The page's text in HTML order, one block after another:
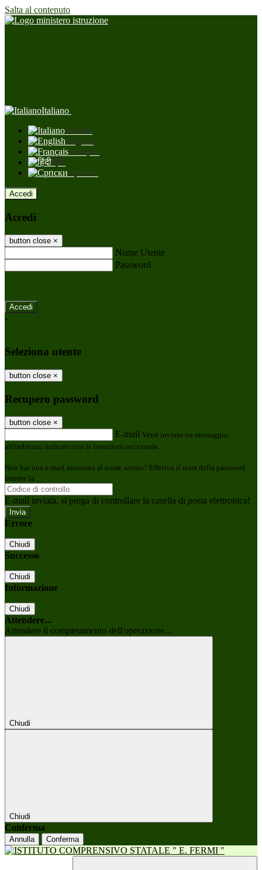
Salta al contenuto
Italiano
Italiano
English
Français
हिंदी
Српски
Accedi
Accedi
button close ×
Nome Utente
Password
-
Seleziona utente
button close ×
Recupero password
button close ×
E-mail Verrà inviato un messaggio
all'indirizzo indicato con le istruzioni necessarie.
Non hai una e-mail associata al nome utente? Effettua il reset della password
tramite la
E-mail inviata, si prega di controllare la casella di posta elettronica!
Errore
Chiudi
Successo
Chiudi
Informazione
Chiudi
Attendere...
Attendere il completamento dell'operazione...
Chiudi
Chiudi
Conferma
Annulla Conferma